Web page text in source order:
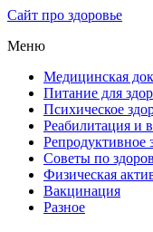
Сайт про здоровье
Меню
Медицинская
Питание для
Психическое
Реабилитация и
Репродуктивное
Советы по
Физическая
Вакцинация
Разное